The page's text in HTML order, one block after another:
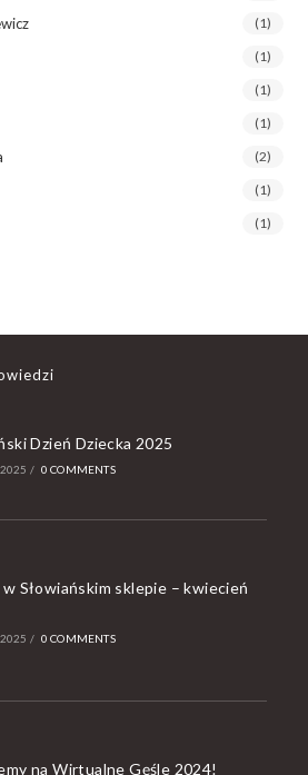
(1)
(1)
(1)
(1)
(2)
(1)
(1)
Dzień Dziecka 2025
/ 0 COMMENTS
Słowiańskim sklepie – kwiecień
/ 0 COMMENTS
na Wirtualne Gęśle 2024!